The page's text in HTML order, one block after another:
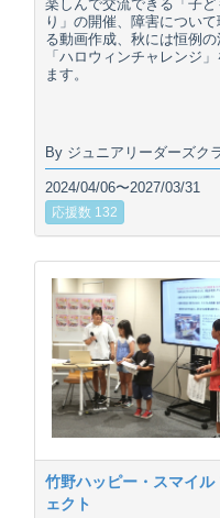
楽しんで交流できる「子ど
り」の開催、障害について
る動画作成、秋には恒例の
「ハロウィンチャレンジ
ます。
By ジュニアリーダーズク
2024/04/06〜2027/03/31
応援数 132
竹野ハッピー・スマイル
ェクト